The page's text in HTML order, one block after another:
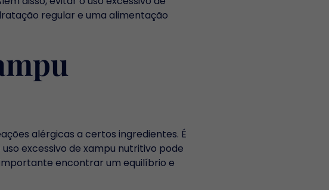
regular e uma alimentação
alérgicas a certos ingredientes. É
excessivo de xampu nutritivo pode
encontrar um equilíbrio e